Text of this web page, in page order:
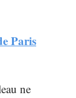
Paris
ne